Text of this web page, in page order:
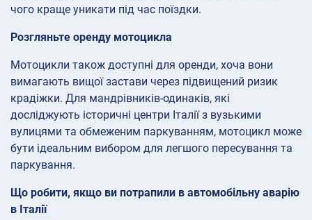
чого краще уникати під час поїздки.
Розгляньте оренду мотоцикла
Мотоцикли також доступні для оренди, хоча вони
вимагають вищої застави через підвищений ризик
крадіжки. Для мандрівників-одинаків, які
досліджують історичні центри Італії з вузькими
вулицями та обмеженим паркуванням, мотоцикл може
бути ідеальним вибором для легшого пересування та
паркування.
Що робити, якщо ви потрапили в автомобільну аварію
в Італії